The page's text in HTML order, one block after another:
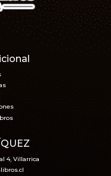
4, Villarrica